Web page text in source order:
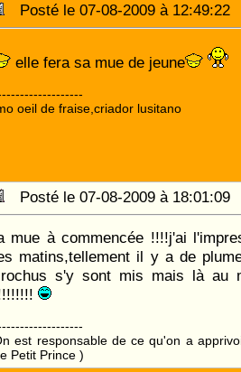
Posté le 07-08-2009 à
elle fera sa mue de jeune
oeil de fraise,criador lusitano
Posté le 07-08-2009 à
mue à commencée !!!!j'ai
matins,tellement il y a de
s'y sont mis mais là au
est responsable de ce qu'on a
Petit Prince )